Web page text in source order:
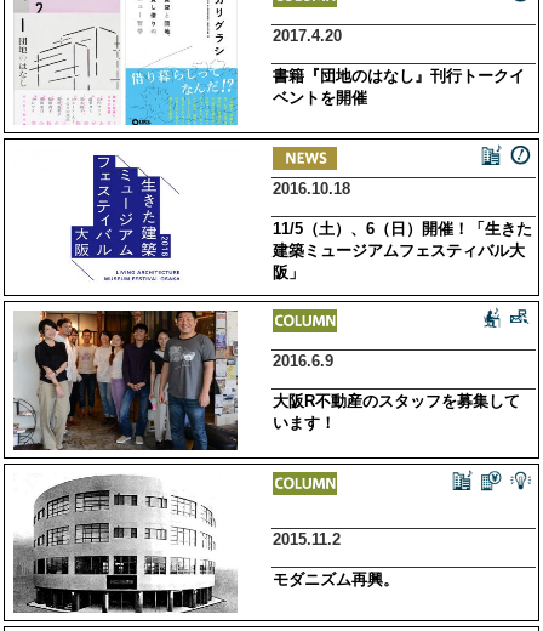
2017.4.20
書籍『団地のはなし』刊行トークイ
ベントを開催
2016.10.18
11/5（土）、6（日）開催！「生きた
建築ミュージアムフェスティバル大
阪」
2016.6.9
大阪R不動産のスタッフを募集して
います！
2015.11.2
モダニズム再興。